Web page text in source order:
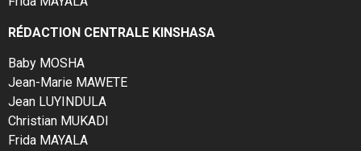
RÉDACTION CENTRALE KINSHASA
Baby MOSHA
Jean-Marie MAWETE
Jean LUYINDULA
Christian MUKADI
Frida MAYALA